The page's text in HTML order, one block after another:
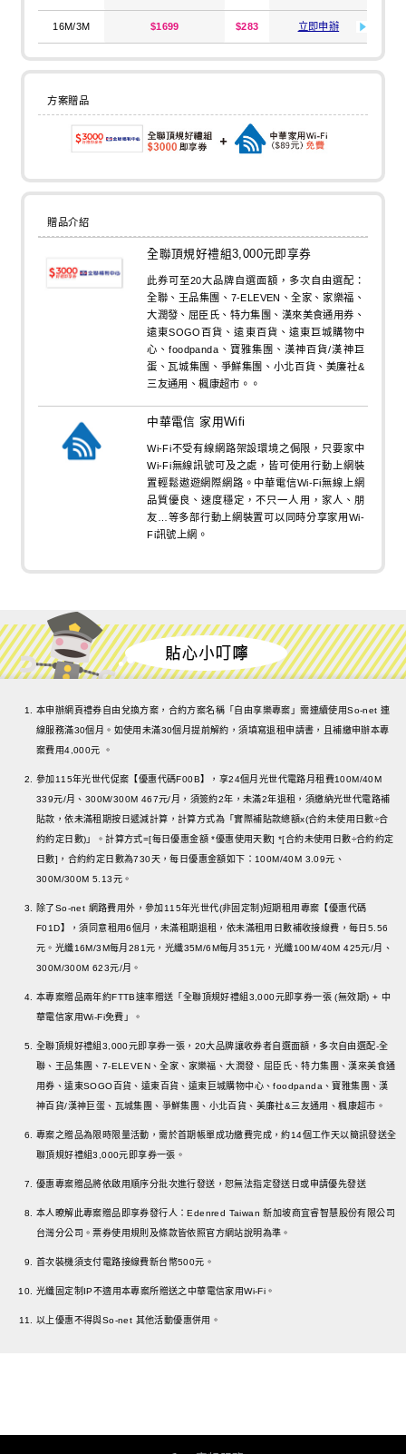
16M/3M $1699 $283 立即申辦
方案贈品
贈品介紹
全聯頂規好禮組3,000元即享券
此券可至20大品牌自選面額，多次自由選配：
全聯、王品集團、7-ELEVEN、全家、家樂福、
大潤發、屈臣氏、特力集團、漢來美食通用券、
遠東SOGO百貨、遠東百貨、遠東巨城購物中
心、foodpanda、寶雅集團、漢神百貨/漢神巨
蛋、瓦城集團、爭鮮集團、小北百貨、美廉社&
三友通用、楓康超市。。
中華電信 家用Wifi
Wi-Fi不受有線網路架設環境之侷限，只要家中
Wi-Fi無線訊號可及之處，皆可使用行動上網裝
置輕鬆遨遊網際網路。中華電信Wi-Fi無線上網
品質優良、速度穩定，不只一人用，家人、朋
友…等多部行動上網裝置可以同時分享家用Wi-
Fi訊號上網。
本申辦網頁禮券自由兌換方案，合約方案名稱「自由享樂專案」需連續使用So-net 連
線服務滿30個月。如使用未滿30個月提前解約，須填寫退租申請書，且補繳申辦本專
案費用4,000元 。
參加115年光世代促案【優惠代碼F00B】，享24個月光世代電路月租費100M/40M
339元/月、300M/300M 467元/月，須簽約2年，未滿2年退租，須繳納光世代電路補
貼款，依未滿租期按日遞減計算，計算方式為「實際補貼款總額x(合約未使用日數÷合
約約定日數)」。計算方式=[每日優惠金額 *優惠使用天數] *[合約未使用日數÷合約約定
日數]，合約約定日數為730天，每日優惠金額如下：100M/40M 3.09元、
300M/300M 5.13元。
除了So-net 網路費用外，參加115年光世代(非固定制)短期租用專案【優惠代碼
F01D】，須同意租用6個月，未滿租期退租，依未滿租用日數補收接線費，每日5.56
元。光纖16M/3M每月281元，光纖35M/6M每月351元，光纖100M/40M 425元/月、
300M/300M 623元/月。
本專案贈品兩年約FTTB速率贈送「全聯頂規好禮組3,000元即享券一張 (無效期) + 中
華電信家用Wi-Fi免費」。
全聯頂規好禮組3,000元即享券一張，20大品牌讓收券者自選面額，多次自由選配-全
聯、王品集團、7-ELEVEN、全家、家樂福、大潤發、屈臣氏、特力集團、漢來美食通
用券、遠東SOGO百貨、遠東百貨、遠東巨城購物中心、foodpanda、寶雅集團、漢
神百貨/漢神巨蛋、瓦城集團、爭鮮集團、小北百貨、美廉社&三友通用、楓康超市。
專案之贈品為限時限量活動，需於首期帳單成功繳費完成，約14個工作天以簡訊發送全
聯頂規好禮組3,000元即享券一張。
優惠專案贈品將依啟用順序分批次進行發送，恕無法指定發送日或申請優先發送
本人暸解此專案贈品即享券發行人：Edenred Taiwan 新加坡商宜睿智慧股份有限公司
台灣分公司。票券使用規則及條款皆依照官方網站說明為準。
首次裝機須支付電路接線費新台幣500元。
光纖固定制IP不適用本專案所贈送之中華電信家用Wi-Fi。
以上優惠不得與So-net 其他活動優惠併用。